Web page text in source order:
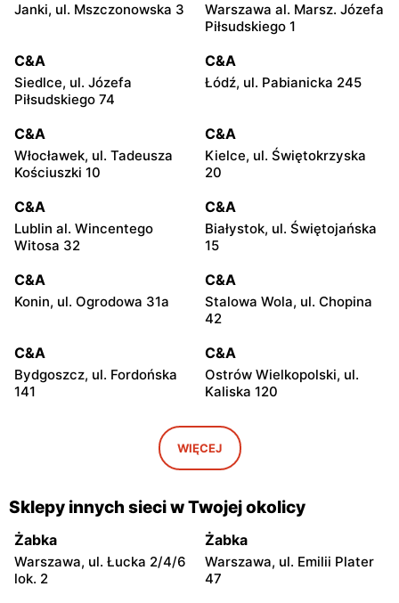
Janki, ul. Mszczonowska 3
Warszawa al. Marsz. Józefa
Piłsudskiego 1
C&A
Siedlce, ul. Józefa
Piłsudskiego 74
C&A
Łódź, ul. Pabianicka 245
C&A
Włocławek, ul. Tadeusza
Kościuszki 10
C&A
Kielce, ul. Świętokrzyska
20
C&A
Lublin al. Wincentego
Witosa 32
C&A
Białystok, ul. Świętojańska
15
C&A
Konin, ul. Ogrodowa 31a
C&A
Stalowa Wola, ul. Chopina
42
C&A
Bydgoszcz, ul. Fordońska
141
C&A
Ostrów Wielkopolski, ul.
Kaliska 120
C&A
Kraków, ul. Stawowa 61
Kraków, ul. Pawia 5
Rzeszów al. Józefa
Piłsudskiego 44
C&A
Sosnowiec, ul. Henryka
C&A
Kraków, ul. Kamieńskiego 11
WIĘCEJ
Sklepy innych sieci w Twojej okolicy
Żabka
Warszawa, ul. Łucka 2/4/6
lok. 2
Żabka
Warszawa, ul. Emilii Plater
47